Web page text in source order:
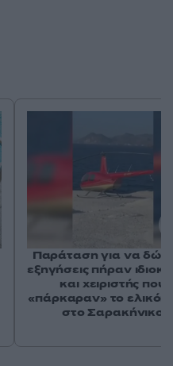
Παράταση για να
εξηγήσεις πήραν
και χειριστής που
«πάρκαραν» το
στο Σαρακήνικο